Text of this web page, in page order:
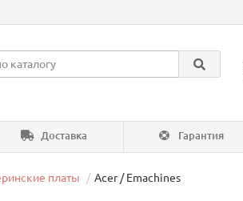
Доставка Гарантия
платы Acer / Emachines